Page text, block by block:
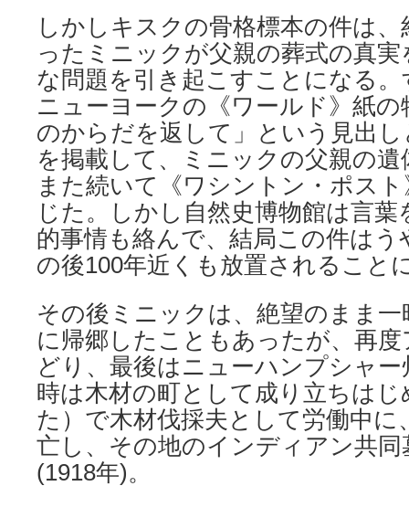
しかしキスクの骨格標本の件は
ったミニックが父親の葬式の真
な問題を引き起こすことになる
ニューヨークの《ワールド》紙
のからだを返して」という見出
を掲載して、ミニックの父親の
また続いて《ワシントン・ポス
じた。しかし自然史博物館は言
的事情も絡んで、結局この件は
の後100年近くも放置されること
その後ミニックは、絶望のまま
に帰郷したこともあったが、再
どり、最後はニューハンプシャ
時は木材の町として成り立ちは
た）で木材伐採夫として労働中に
亡し、その地のインディアン共
(1918年)。